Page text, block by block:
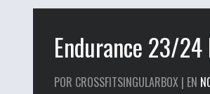
Endurance 23/
POR CROSSFITSINGULARBOX | EN